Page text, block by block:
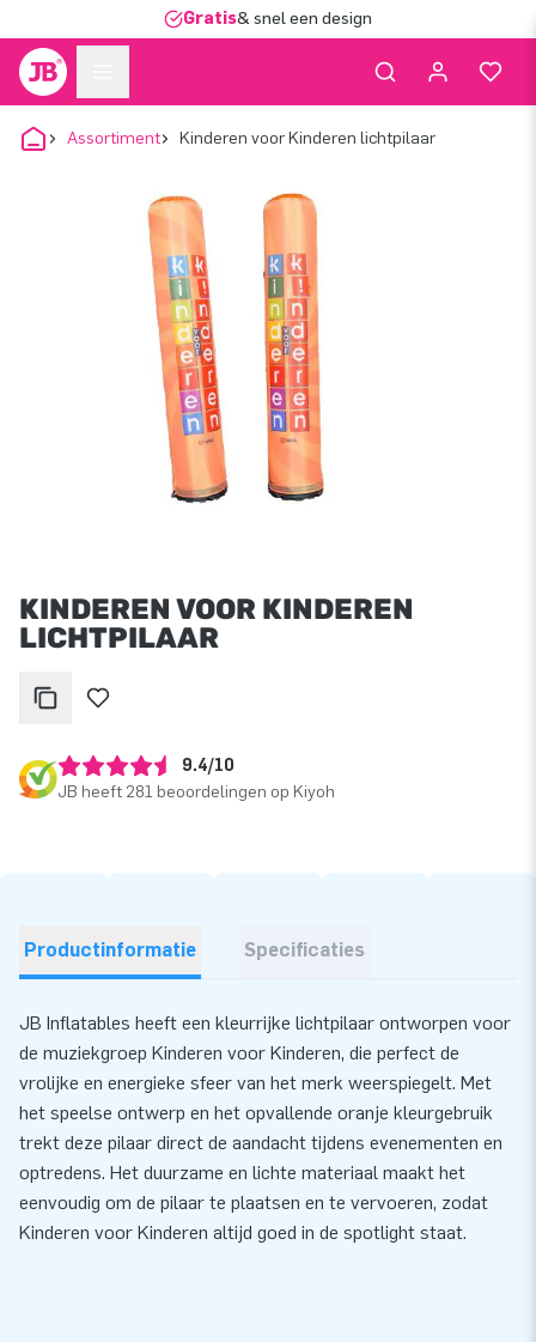
Gratis& snel een design
Assortiment Kinderen voor Kinderen lichtpilaar
KINDEREN VOOR KINDEREN
LICHTPILAAR
9.4/10
JB heeft 281 beoordelingen op Kiyoh
Productinformatie Specificaties
JB Inflatables heeft een kleurrijke lichtpilaar ontworpen voor
de muziekgroep Kinderen voor Kinderen, die perfect de
vrolijke en energieke sfeer van het merk weerspiegelt. Met
het speelse ontwerp en het opvallende oranje kleurgebruik
trekt deze pilaar direct de aandacht tijdens evenementen en
optredens. Het duurzame en lichte materiaal maakt het
eenvoudig om de pilaar te plaatsen en te vervoeren, zodat
Kinderen voor Kinderen altijd goed in de spotlight staat.